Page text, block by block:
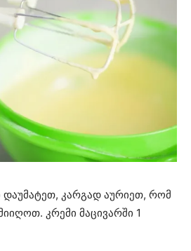
კარგად აურიეთ, რომ
კრემი მაცივარში 1